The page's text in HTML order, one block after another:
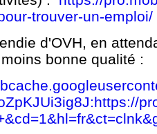
trouver-un-emploi/
d'OVH, en
bonne qualité :